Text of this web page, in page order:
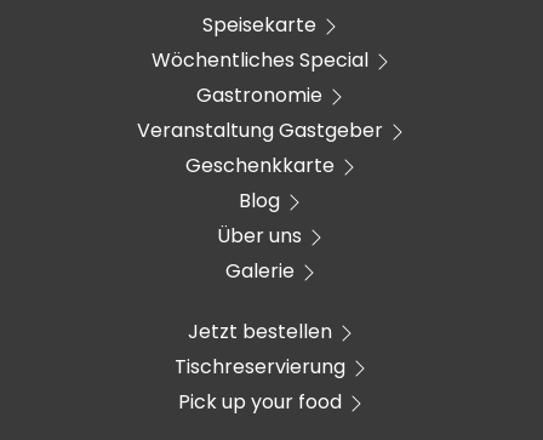
Speisekarte
Wöchentliches Special
Gastronomie
Veranstaltung Gastgeber
Geschenkkarte
Blog
Über uns
Galerie
Jetzt bestellen
Tischreservierung
Pick up your food